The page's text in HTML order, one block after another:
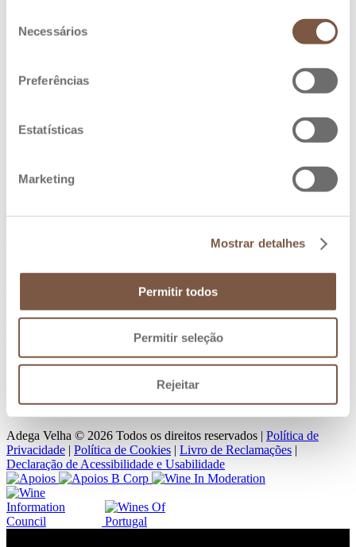
Necessários
Preferências
Estatísticas
Marketing
Mostrar detalhes
Permitir todos
Permitir seleção
Rejeitar
Adega Velha 13 Anos Duplo Estágio
Cocktails
Ver todos
Adega Velha Mule
Blog
Contactos
Rua da Aveleda nº2
4560-570 Penafiel, Portugal
(+351) 255 718 200[1]
Custos de chamada para rede fixa nacional
Adega Velha © 2026 Todos os direitos reservados | Política de
Privacidade | Política de Cookies | Livro de Reclamações |
Declaração de Acessibilidade e Usabilidade